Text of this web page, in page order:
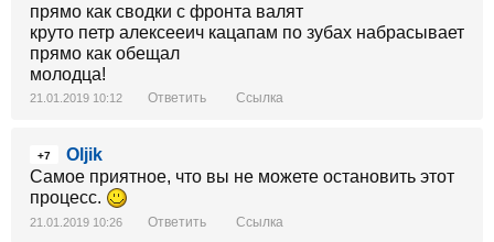
прямо как сводки с фронта валят
круто петр алексееич кацапам по зубах набрасывает
прямо как обещал
молодца!
21.01.2019 10:12 Ответить Ссылка
+7
Oljik
Самое приятное, что вы не можете остановить этот
процесс.
21.01.2019 10:26 Ответить Ссылка